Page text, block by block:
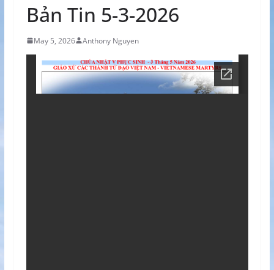
Bản Tin 5-3-2026
May 5, 2026 Anthony Nguyen